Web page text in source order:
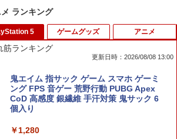
ランキング
ポケモン 【Switch2】ぽこ あ ポケモン
[POT-P-AAB5A NSW2 ポコ ア ポケモン]
￥7,880
5
筋ランキング
更新日時：2026/08/08 13:00
鬼エイム 指サック ゲーム スマホ ゲーミ
ング FPS 音ゲー 荒野行動 PUBG Apex
CoD 高感度 銀繊維 手汗対策 鬼サック 6
個入り
￥1,280
ゲームグッズ アニメ